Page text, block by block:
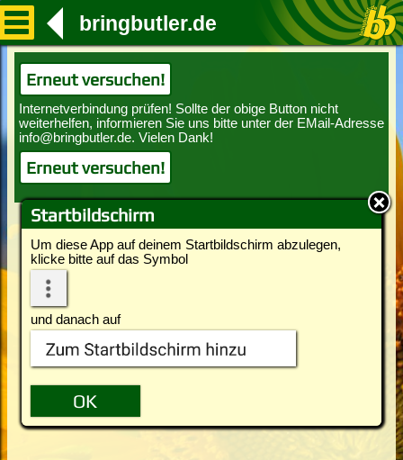
Startbildschirm
Um diese App auf deinem Startbildschirm abzulegen,
klicke bitte auf das Symbol
und danach auf
bringbutler.de
Erneut versuchen!
Erneut versuchen!